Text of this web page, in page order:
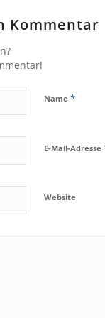
Kommentar
Name*
E-Mail-Adresse
Website